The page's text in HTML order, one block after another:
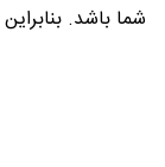
شما باشد.